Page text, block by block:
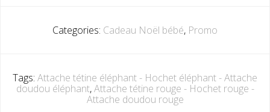
Categories: Cadeau Noël bébé, Promo
Tags: Attache tétine éléphant - Hochet éléphant - Attache
doudou éléphant,Attache tétine rouge - Hochet rouge -
Attache doudou rouge